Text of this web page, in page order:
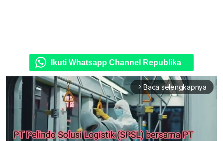
Ikuti Whatsapp Channel Republika
arrow_forward_ios Baca selengkapnya